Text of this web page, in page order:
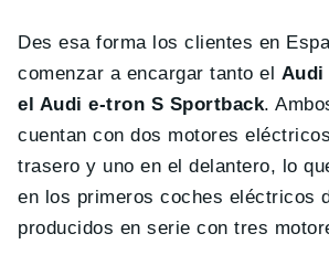
Des esa forma los clientes en
comenzar a encargar tanto el Audi
el Audi e-tron S Sportback.
cuentan con dos motores
trasero y uno en el delantero, lo
en los primeros coches eléctricos
producidos en serie con tres